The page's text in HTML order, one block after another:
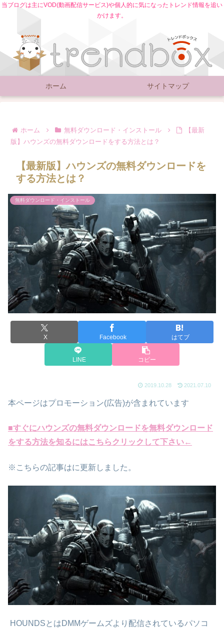
当ブログは主にVOD(動画配信サービス)や個人的に気になったトレンド情報を追い
かけます。
ホーム サイトマップ
ホーム 無料ダウンロード・インストール
【最新
版】ハウンズの無料ダウンロードをする方法とは？
【最新版】ハウンズの無料ダウンロードを
する方法とは？
無料ダウンロード・インストール
X Facebook はてブ
LINE コピー
2019.10.28 2021.07.10
本ページはプロモーション(広告)が含まれています
■すぐにハウンズの無料ダウンロードを無料ダウンロード
をする方法を知るにはこちらクリックして下さい←
※こちらの記事はに更新しました。
HOUNDSとはDMMゲームズより配信されているパソコ